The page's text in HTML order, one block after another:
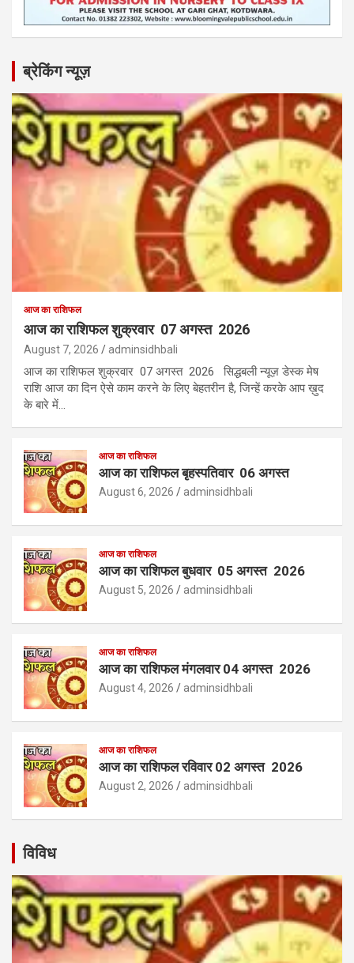
ब्रेकिंग न्यूज़
आज का राशिफल
आज का राशिफल शुक्रवार 07 अगस्त 2026
August 7, 2026 adminsidhbali
आज का राशिफल शुक्रवार 07 अगस्त 2026 सिद्धबली न्यूज़ डेस्क मेष
राशि आज का दिन ऐसे काम करने के लिए बेहतरीन है, जिन्हें करके आप ख़ुद
के बारे में…
आज का राशिफल
आज का राशिफल बृहस्पतिवार 06 अगस्त
August 6, 2026 adminsidhbali
आज का राशिफल
आज का राशिफल बुधवार 05 अगस्त 2026
August 5, 2026 adminsidhbali
आज का राशिफल
आज का राशिफल मंगलवार 04 अगस्त 2026
August 4, 2026 adminsidhbali
आज का राशिफल
आज का राशिफल रविवार 02 अगस्त 2026
August 2, 2026 adminsidhbali
विविध